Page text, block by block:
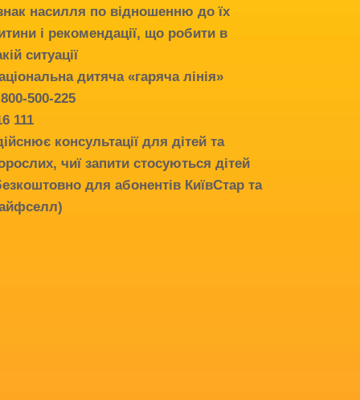
насилля по відношенню до їх
і рекомендації, що робити в
ситуації
дитяча «гаряча лінія»
500-225
111
консультації для дітей та
чиї запити стосуються дітей
для абонентів КиївСтар та